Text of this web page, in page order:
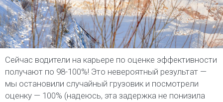
Сейчас водители на карьере по оценке эффективности
получают по 98-100%! Это невероятный результат —
мы остановили случайный грузовик и посмотрели
оценку — 100% (надеюсь, эта задержка не понизила